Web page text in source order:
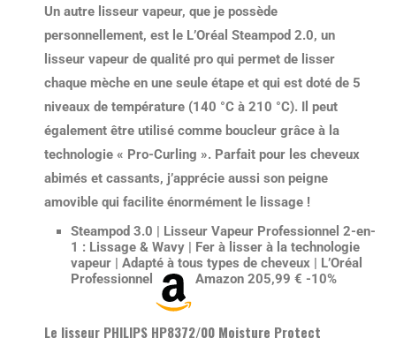
Un autre lisseur vapeur, que je possède
personnellement, est le L’Oréal Steampod 2.0, un
lisseur vapeur de qualité pro qui permet de lisser
chaque mèche en une seule étape et qui est doté de 5
niveaux de température (140 °C à 210 °C). Il peut
également être utilisé comme boucleur grâce à la
technologie « Pro-Curling ». Parfait pour les cheveux
abimés et cassants, j’apprécie aussi son peigne
amovible qui facilite énormément le lissage !
Steampod 3.0 | Lisseur Vapeur Professionnel 2-en-
1 : Lissage & Wavy | Fer à lisser à la technologie
vapeur | Adapté à tous types de cheveux | L’Oréal
Professionnel
Amazon 205,99 € -10%
Le lisseur PHILIPS HP8372/00 Moisture Protect